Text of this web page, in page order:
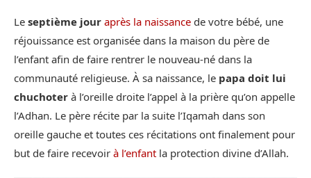
Le septième jour après la naissance de votre bébé, une
réjouissance est organisée dans la maison du père de
l’enfant afin de faire rentrer le nouveau-né dans la
communauté religieuse. À sa naissance, le papa doit lui
chuchoter à l’oreille droite l’appel à la prière qu’on appelle
l’Adhan. Le père récite par la suite l’Iqamah dans son
oreille gauche et toutes ces récitations ont finalement pour
but de faire recevoir à l’enfant la protection divine d’Allah.